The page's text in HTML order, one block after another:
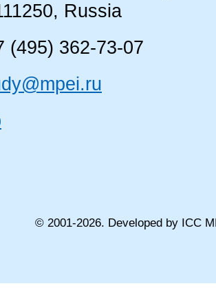
Russia
(495) 362-73-07
© 2001-2026. Developed by ICC